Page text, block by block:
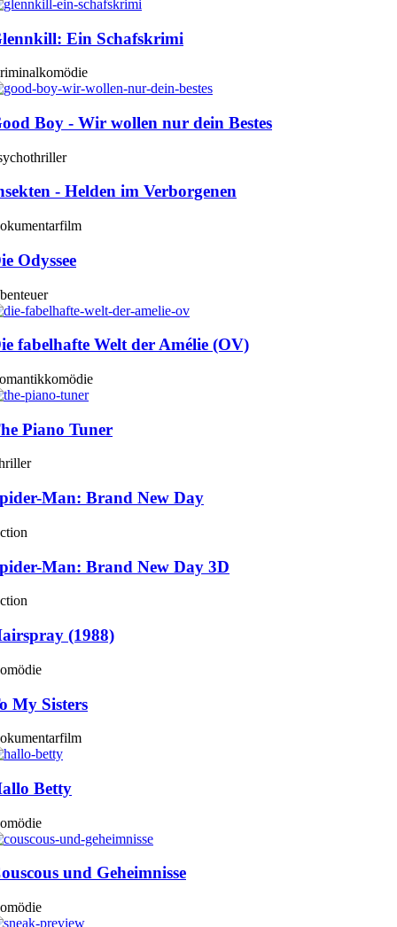
Ein Schafskrimi
Boy - Wir wollen nur dein Bestes
- Helden im Verborgenen
Odyssee
fabelhafte Welt der Amélie (OV)
Piano Tuner
Man: Brand New Day
Man: Brand New Day 3D
(1988)
My Sisters
Betty
und Geheimnisse